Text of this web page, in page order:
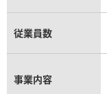
従業員数
事業内容